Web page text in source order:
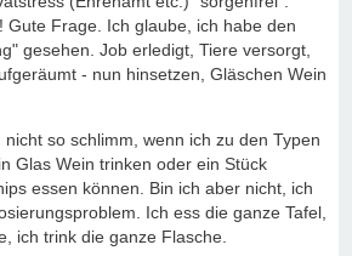
Gute Frage. Ich glaube, ich habe den
gesehen. Job erledigt, Tiere versorgt,
- nun hinsetzen, Gläschen Wein
so schlimm, wenn ich zu den Typen
Glas Wein trinken oder ein Stück
essen können. Bin ich aber nicht, ich
Ich ess die ganze Tafel,
ich trink die ganze Flasche.